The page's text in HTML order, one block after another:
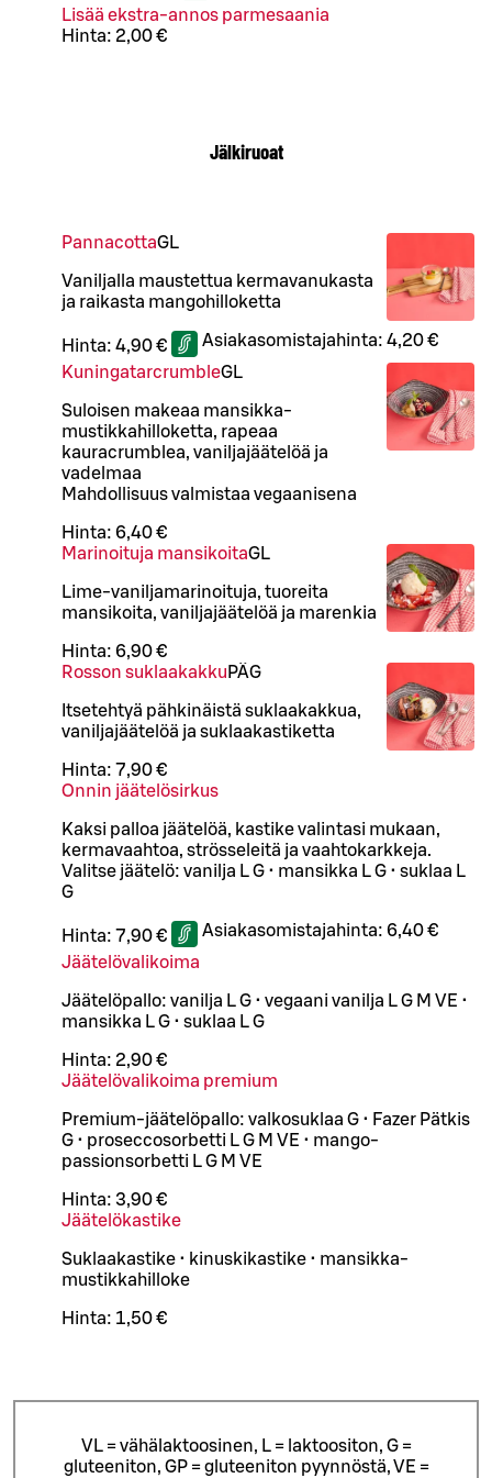
Lisää ekstra-annos parmesaania
Hinta: 2,00 €
Jälkiruoat
PannacottaGL
Vaniljalla maustettua kermavanukasta
ja raikasta mangohilloketta
Hinta: 4,90 € Asiakasomistajahinta: 4,20 €
KuningatarcrumbleGL
Suloisen makeaa mansikka-
mustikkahilloketta, rapeaa
kauracrumblea, vaniljajäätelöä ja
vadelmaa
Mahdollisuus valmistaa vegaanisena
Hinta: 6,40 €
Marinoituja mansikoitaGL
Lime-vaniljamarinoituja, tuoreita
mansikoita, vaniljajäätelöä ja marenkia
Hinta: 6,90 €
Rosson suklaakakku PÄG
Itsetehtyä pähkinäistä suklaakakkua,
vaniljajäätelöä ja suklaakastiketta
Hinta: 7,90 €
Onnin jäätelösirkus
Kaksi palloa jäätelöä, kastike valintasi mukaan,
kermavaahtoa, strösseleitä ja vaahtokarkkeja.
Valitse jäätelö: vanilja L G • mansikka L G • suklaa L
G
Hinta: 7,90 € Asiakasomistajahinta: 6,40 €
Jäätelövalikoima
Jäätelöpallo: vanilja L G • vegaani vanilja L G M VE •
mansikka L G • suklaa L G
Hinta: 2,90 €
Jäätelövalikoima premium
Premium-jäätelöpallo: valkosuklaa G • Fazer Pätkis
G • proseccosorbetti L G M VE • mango-
passionsorbetti L G M VE
Hinta: 3,90 €
Jäätelökastike
Suklaakastike • kinuskikastike • mansikka-
mustikkahilloke
Hinta: 1,50 €
VL = vähälaktoosinen, L = laktoositon, G =
gluteeniton, GP = gluteeniton pyynnöstä, VE =